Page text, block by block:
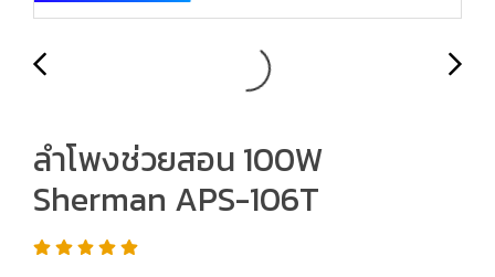
ลำโพงช่วยสอน 100W
Sherman APS-106T